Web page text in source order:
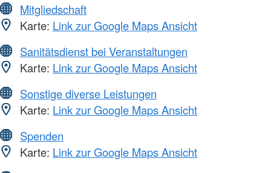
Mitgliedschaft
Karte: Link zur Google Maps Ansicht
Sanitätsdienst bei Veranstaltungen
Karte: Link zur Google Maps Ansicht
Sonstige diverse Leistungen
Karte: Link zur Google Maps Ansicht
Spenden
Karte: Link zur Google Maps Ansicht